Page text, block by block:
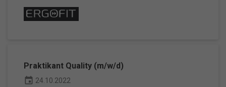
Praktikant Quality (m/w/d)
event 24.10.2022